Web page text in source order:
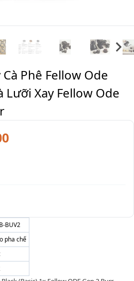
Phê Fellow Ode
Lưỡi Xay Fellow Ode
BUV2
pha chế